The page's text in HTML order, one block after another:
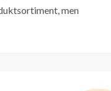
men